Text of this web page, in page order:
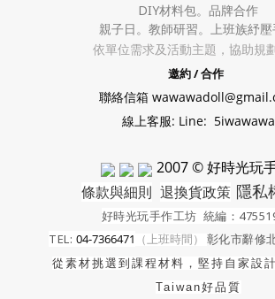
DIY材料包。 品牌合作
親子日。教師研習。上班族紓
依單位需求及活動主題，協助規
邀約 / 合作
聯絡信箱
線上客服: Line: 5iwawawa
2007 © 好時光玩
條款與細則 退換貨政策 隱私
好時光玩手作工坊 統編：
TEL: 04-7366471 （上班時間） 彰化市辭修
從素材挑選到課程材料，堅持自家設
Taiwan好品質